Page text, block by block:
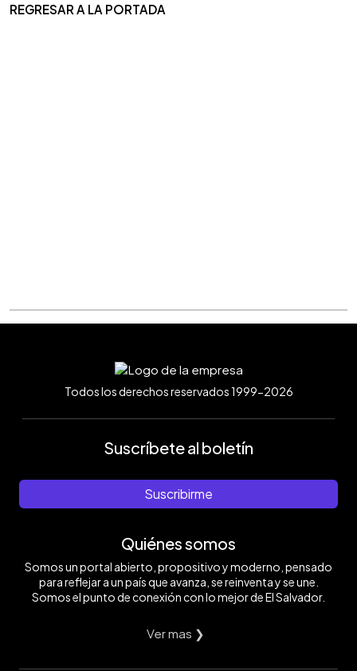
REGRESAR A LA PORTADA
Todos los derechos reservados 1999-2026
Suscríbete al boletín
Suscribirme
Quiénes somos
Somos un portal abierto, propositivo y moderno, pensado
para reflejar a un país que avanza, se reinventa y se une.
Somos el punto de conexión con lo mejor de El Salvador.
Ver mas ❯